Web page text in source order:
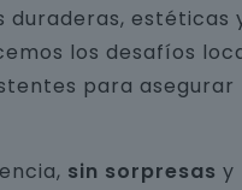
duraderas, estéticas
los desafíos
para asegurar
sin sorpresas y